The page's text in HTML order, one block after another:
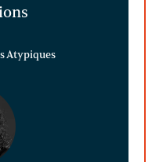
Atypiques